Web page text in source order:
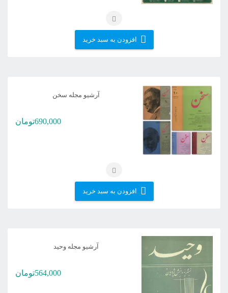
افزودن به سبد خرید
آرشیو مجله سخن
690,000تومان
افزودن به سبد خرید
آرشیو مجله وحید
564,000تومان